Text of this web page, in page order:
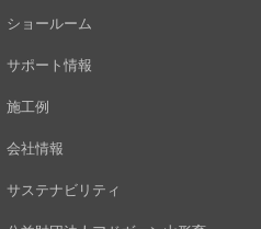
ショールーム
サポート情報
施工例
会社情報
サステナビリティ